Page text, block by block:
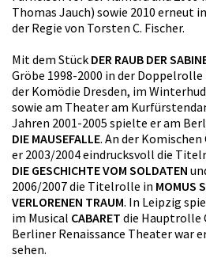
Thomas Jauch) sowie 2010 erneut
der Regie von Torsten C. Fischer.
Mit dem Stück DER RAUB DER
Gröbe 1998-2000 in der
der Komödie Dresden, im
sowie am Theater am
Jahren 2001-2005 spielte er am
DIE MAUSEFALLE. An der
er 2003/2004 eindrucksvoll die
DIE GESCHICHTE VOM SOLDATEN
2006/2007 die Titelrolle in MOMUS
VERLORENEN TRAUM. In Leipzig
im Musical CABARET die Hauptrolle
Berliner Renaissance Theater war
sehen.